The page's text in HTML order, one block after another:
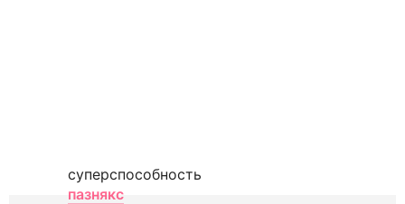
суперспособность
пазнякс